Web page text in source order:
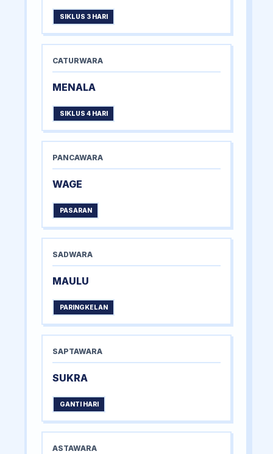
SIKLUS 3 HARI
CATURWARA
MENALA
SIKLUS 4 HARI
PANCAWARA
WAGE
PASARAN
SADWARA
MAULU
PARINGKELAN
SAPTAWARA
SUKRA
GANTI HARI
ASTAWARA